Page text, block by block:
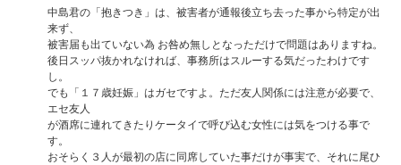
中島君の「抱きつき」は、被害者が通報後立ち去った事から特定が出
来ず、
被害届も出ていない為 お咎め無しとなっただけで問題はありますね。
後日スッパ抜かれなければ、事務所はスルーする気だったわけです
し。
でも「１７歳妊娠」はガセですよ。ただ友人関係には注意が必要で、
エセ友人
が酒席に連れてきたりケータイで呼び込む女性には気をつける事で
す。
おそらく３人が最初の店に同席していた事だけが事実で、それに尾ひ